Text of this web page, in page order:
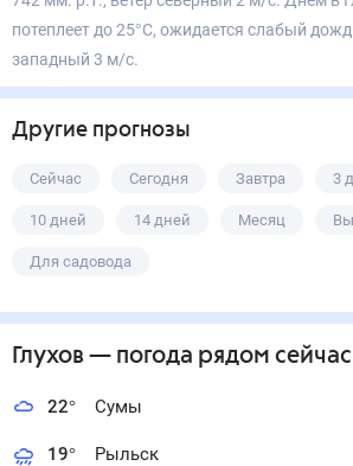
потеплеет до 25°С, ожидается слабый
западный 3 м/с.
Другие прогнозы
Сейчас Сегодня Завтра 3
10 дней 14 дней Месяц
Для садовода
Глухов — погода рядом сейчас
22° Сумы
19° Рыльск